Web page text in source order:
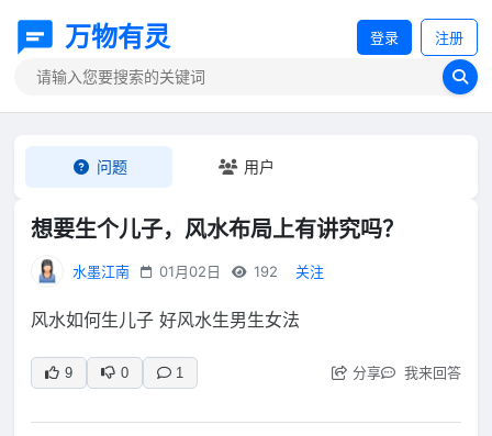
万物有灵 登录 注册
问题 用户
想要生个儿子，风水布局上有讲究吗？
水墨江南 01月02日 192 关注
风水如何生儿子 好风水生男生女法
9 0 1 分享 我来回答